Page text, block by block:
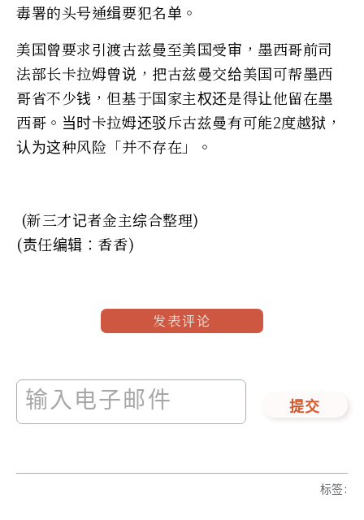
毒署的头号通缉要犯名单。
美国曾要求引渡古兹曼至美国受审，墨西哥前司
法部长卡拉姆曾说，把古兹曼交给美国可帮墨西
哥省不少钱，但基于国家主权还是得让他留在墨
西哥。当时卡拉姆还驳斥古兹曼有可能2度越狱，
认为这种风险「并不存在」。
(新三才记者金主综合整理)
(责任编辑：香香)
发表评论
提交
标签: